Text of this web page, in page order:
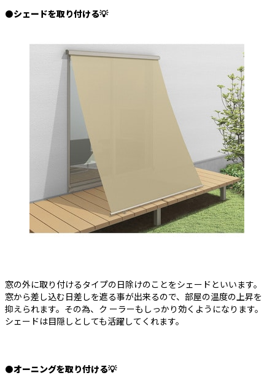
⚫シェードを取り付ける💡
窓の外に取り付けるタイプの日除けのことをシェードといいます。
窓から差し込む日差しを遮る事が出来るので、部屋の温度の上昇を
抑えられます。その為、ク ーラーもしっかり効くようになります。
シェードは目隠しとしても活躍してくれます。
⚫オーニングを取り付ける💡